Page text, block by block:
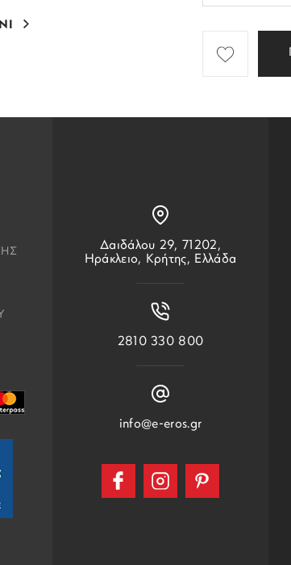
Δαιδάλου 29, 71202,
Ηράκλειο, Κρήτης, Ελλάδα
2810 330 800
info@e-eros.gr